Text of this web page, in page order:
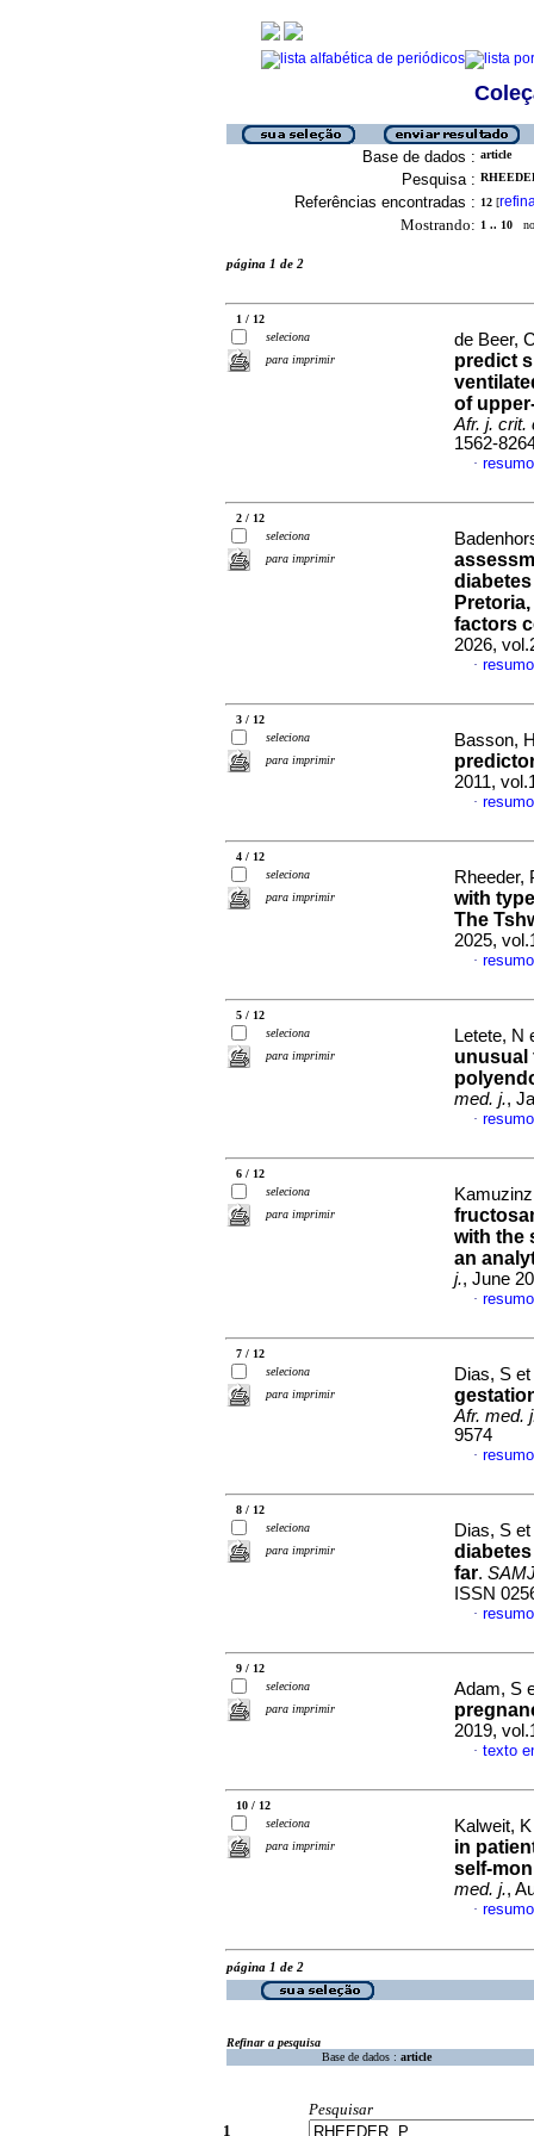
Base de dados : article
Pesquisa :
Referências encontradas : 12 [
Mostrando: 1 .. 10
página 1 de 2
1 / 12
seleciona
para imprimir
de Beer,
predict
of
Afr. j. crit.
1562-
·
2 / 12
seleciona
para imprimir
factors
2026,
·
3 / 12
seleciona
para imprimir
Basson,
2011,
·
4 / 12
seleciona
para imprimir
Rheeder,
with
The
2025,
·
5 / 12
seleciona
para imprimir
Letete, N
unusual
med. j.,
·
6 / 12
seleciona
para imprimir
with the
an
j., June
·
7 / 12
seleciona
para imprimir
Dias, S
Afr. med.
9574
·
8 / 12
seleciona
para imprimir
Dias, S
far.
ISSN
·
9 / 12
seleciona
para imprimir
Adam, S
2019,
· texto
10 / 12
seleciona
para imprimir
Kalweit,
in
self-
med. j.,
·
página 1 de 2
Refinar a pesquisa
Base de dados : article
Pesquisar
1